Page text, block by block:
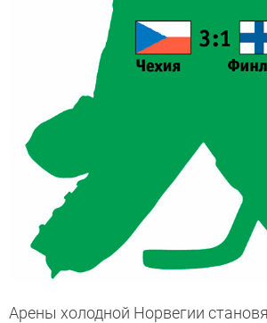
Арены холодной Норвегии